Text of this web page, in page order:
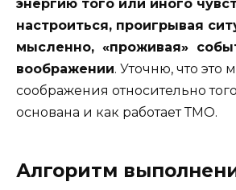
энергию того или иного
настроиться, проигрывая
мысленно, «проживая»
воображении. Уточню, что это
соображения относительно
основана и как работает ТМО.
Алгоритм